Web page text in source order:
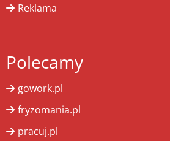
Reklama
Polecamy
gowork.pl
fryzomania.pl
pracuj.pl